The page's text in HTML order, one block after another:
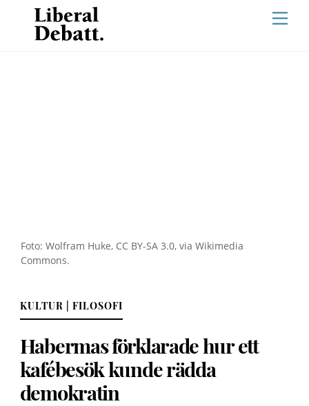
content
Foto: Wolfram Huke, CC BY-SA 3.0, via Wikimedia
Commons.
KULTUR | FILOSOFI
Habermas förklarade hur ett
kafébesök kunde rädda
demokratin